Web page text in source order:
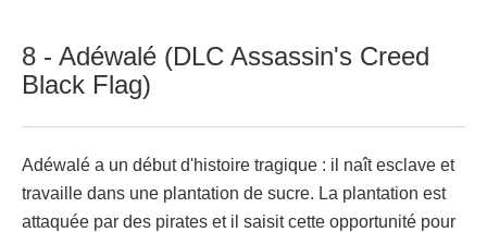
8 - Adéwalé (DLC Assassin's Creed
Black Flag)
Adéwalé a un début d'histoire tragique : il naît esclave et
travaille dans une plantation de sucre. La plantation est
attaquée par des pirates et il saisit cette opportunité pour